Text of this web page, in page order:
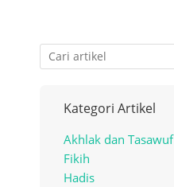
Kategori Artikel
Akhlak dan Tasawuf
Fikih
Hadis